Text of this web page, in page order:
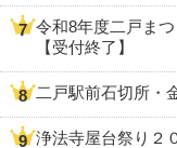
令和8年度二戸ま
【受付終了】
二戸駅前石切所・
浄法寺屋台祭り